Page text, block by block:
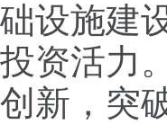
础设施建
投资活力
创新，突